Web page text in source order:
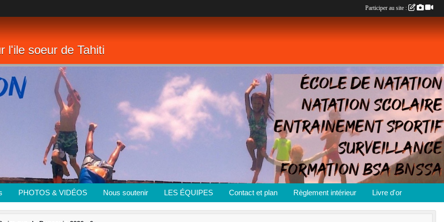
l'ile soeur de Tahiti
PHOTOS & VIDÉOS Nous soutenir LES ÉQUIPES Contact et plan Règlement intérieur Livre d'or
Participer au site :